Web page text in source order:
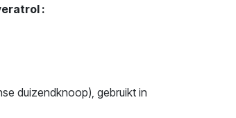
:
duizendknoop), gebruikt in